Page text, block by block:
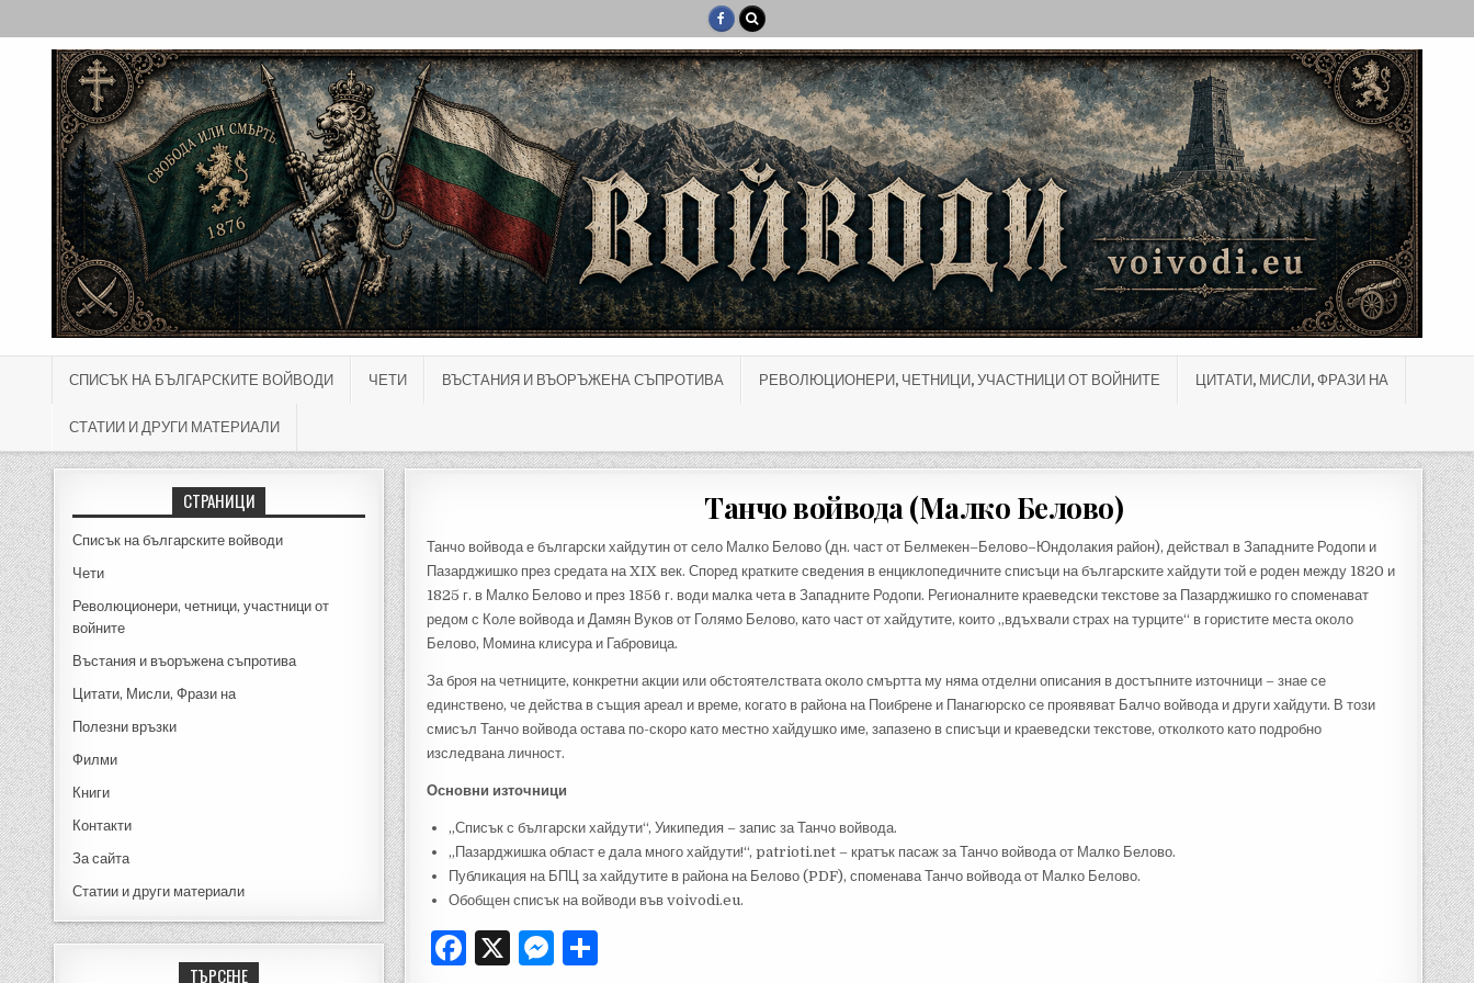
СПИСЪК НА БЪЛГАРСКИТЕ ВОЙВОДИ ЧЕТИ ВЪСТАНИЯ И ВЪОРЪЖЕНА СЪПРОТИВА РЕВОЛЮЦИОНЕРИ, ЧЕТНИЦИ, УЧАСТНИЦИ ОТ ВОЙНИТЕ ЦИТАТИ, МИСЛИ, ФРАЗИ НА
СТАТИИ И ДРУГИ МАТЕРИАЛИ
Танчо войвода (Малко Белово)
Танчо войвода е български хайдутин от село Малко Белово (дн. част от Белмекен–Белово–Юндолакия район), действал в Западните Родопи и
Пазарджишко през средата на XIX век. Според кратките сведения в енциклопедичните списъци на българските хайдути той е роден между 1820 и
1825 г. в Малко Белово и през 1856 г. води малка чета в Западните Родопи. Регионалните краеведски текстове за Пазарджишко го споменават
редом с Коле войвода и Дамян Вуков от Голямо Белово, като част от хайдутите, които „вдъхвали страх на турците“ в гористите места около
Белово, Момина клисура и Габровица.
За броя на четниците, конкретни акции или обстоятелствата около смъртта му няма отделни описания в достъпните източници – знае се
единствено, че действа в същия ареал и време, когато в района на Поибрене и Панагюрско се проявяват Балчо войвода и други хайдути. В този
смисъл Танчо войвода остава по-скоро като местно хайдушко име, запазено в списъци и краеведски текстове, отколкото като подробно
изследвана личност.
Основни източници
„Списък с български хайдути“, Уикипедия – запис за Танчо войвода.
„Пазарджишка област е дала много хайдути!“, patrioti.net – кратък пасаж за Танчо войвода от Малко Белово.
Публикация на БПЦ за хайдутите в района на Белово (PDF), споменава Танчо войвода от Малко Белово.
Обобщен списък на войводи във voivodi.eu.
F
X
M
СТРАНИЦИ
Списък на българските войводи
Чети
Революционери, четници, участници от
войните
Въстания и въоръжена съпротива
Цитати, Мисли, Фрази на
Полезни връзки
Филми
Книги
Контакти
За сайта
Статии и други материали
ТЪРСЕНЕ